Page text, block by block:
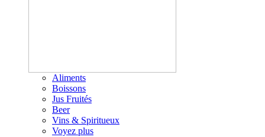
Aliments
Boissons
Jus Fruités
Beer
Vins & Spiritueux
Voyez plus